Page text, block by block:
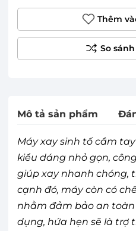
Thêm
Mô tả sản phẩm
Máy xay sinh tố cầm
kiểu dáng nhỏ gọn,
giúp xay nhanh chóng,
cạnh đó, máy còn có
nhằm đảm bảo an
dụng, hứa hẹn sẽ là trợ